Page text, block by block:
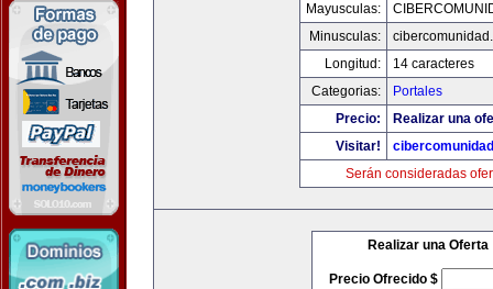
Mayusculas:
Minusculas:
Longitud:
14 caracteres
Categorias:
Portales
Precio:
Realizar una
Visitar!
Serán consideradas
Realizar una Oferta
Precio Ofrecido $